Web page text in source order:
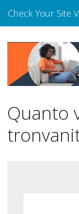
Check Your Site
Quanto